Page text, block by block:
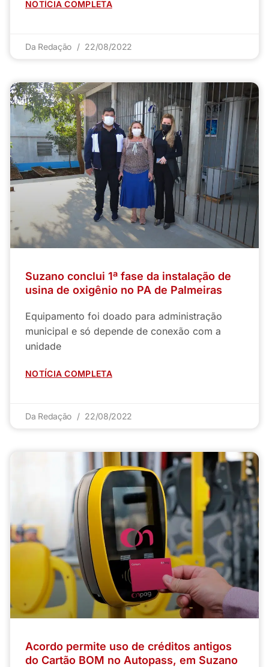
NOTÍCIA COMPLETA
Da Redação 22/08/2022
Suzano conclui 1ª fase da instalação de
usina de oxigênio no PA de Palmeiras
Equipamento foi doado para administração
municipal e só depende de conexão com a
unidade
NOTÍCIA COMPLETA
Da Redação 22/08/2022
Acordo permite uso de créditos antigos
do Cartão BOM no Autopass, em Suzano